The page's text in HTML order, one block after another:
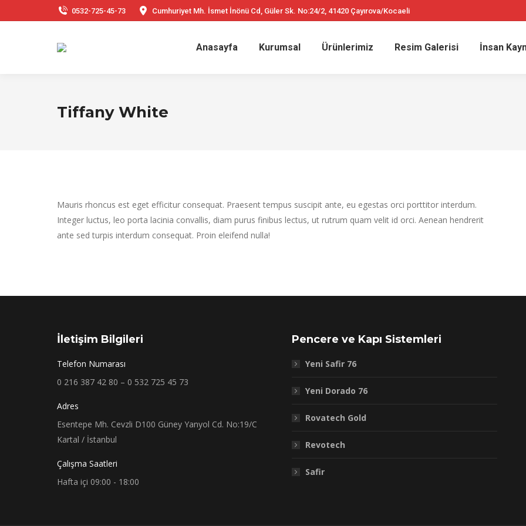
0532-725-45-73 Cumhuriyet Mh. İsmet İnönü Cd, Güler Sk. No:24/2, 41420 Çayırova/Kocaeli
Anasayfa Kurumsal Ürünlerimiz Resim Galerisi İnsan
Tiffany White
Mauris rhoncus est eget efficitur consequat. Praesent tempus suscipit ante, eu egestas orci porttitor interdum.
Integer luctus, leo porta lacinia convallis, diam purus finibus lectus, ut rutrum quam velit id orci. Aenean hendrerit
ante sed turpis interdum consequat. Proin eleifend nulla!
İletişim Bilgileri
Telefon Numarası
0 216 387 42 80 – 0 532 725 45 73
Adres
Esentepe Mh. Cevzli D100 Güney Yanyol Cd. No:19/C
Kartal / İstanbul
Çalışma Saatleri
Hafta içi 09:00 - 18:00
Pencere ve Kapı Sistemleri
Yeni Safir 76
Yeni Dorado 76
Rovatech Gold
Revotech
Safir